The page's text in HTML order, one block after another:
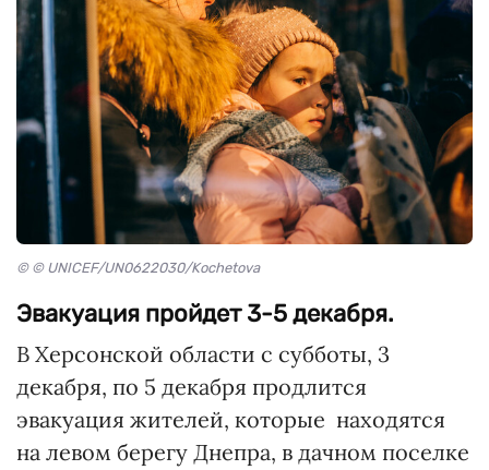
© © UNICEF/UN0622030/Kochetova
Эвакуация пройдет 3-5 декабря.
В Херсонской области с субботы, 3
декабря, по 5 декабря продлится
эвакуация жителей, которые находятся
на левом берегу Днепра, в дачном поселке